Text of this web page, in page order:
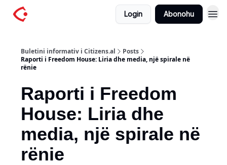
Login Abonohu
Buletini informativ i Citizens.al
Posts
Raporti i Freedom House: Liria dhe media, një spirale në
rënie
Raporti i Freedom
House: Liria dhe
media, një spirale në
rënie